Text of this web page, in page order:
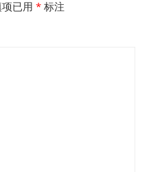
已用 * 标注